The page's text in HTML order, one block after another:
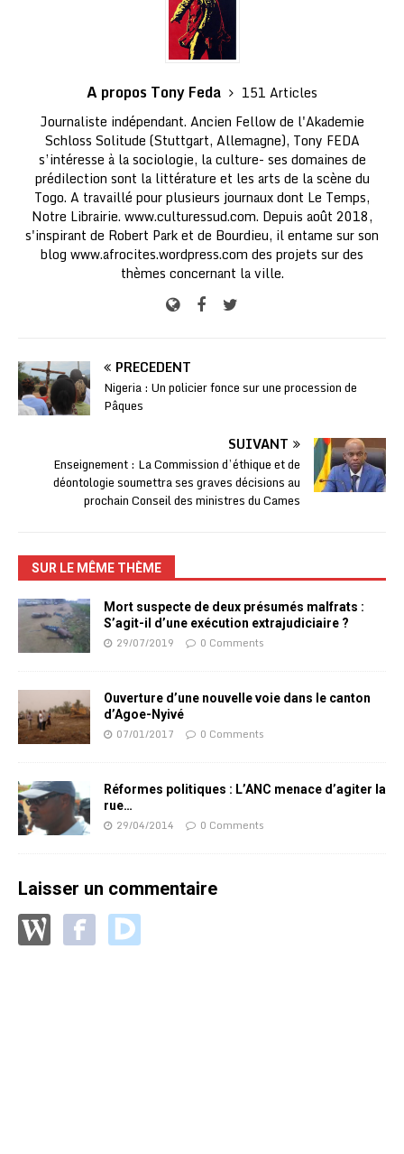
A propos Tony Feda
151 Articles
Journaliste indépendant. Ancien Fellow de l'Akademie
Schloss Solitude (Stuttgart, Allemagne), Tony FEDA
s’intéresse à la sociologie, la culture- ses domaines de
prédilection sont la littérature et les arts de la scène du
Togo. A travaillé pour plusieurs journaux dont Le Temps,
Notre Librairie. www.culturessud.com. Depuis août 2018,
s'inspirant de Robert Park et de Bourdieu, il entame sur son
blog www.afrocites.wordpress.com des projets sur des
thèmes concernant la ville.
PRÉCÉDENT
Nigeria : Un policier fonce sur une procession de
Pâques
SUIVANT
Enseignement : La Commission d’éthique et de
déontologie soumettra ses graves décisions au
prochain Conseil des ministres du Cames
SUR LE MÊME THÈME
Mort suspecte de deux présumés malfrats :
S’agit-il d’une exécution extrajudiciaire ?
29/07/2019 0 Comments
Ouverture d’une nouvelle voie dans le canton
d’Agoe-Nyivé
07/01/2017 0 Comments
Réformes politiques : L’ANC menace d’agiter la
rue…
29/04/2014 0 Comments
Laisser un commentaire